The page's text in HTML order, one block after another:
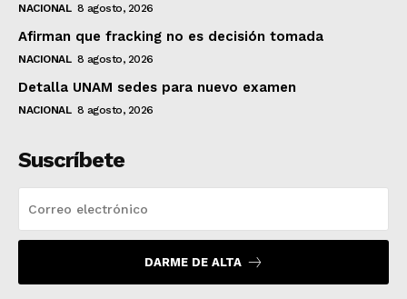
NACIONAL 8 agosto, 2026
Afirman que fracking no es decisión tomada
NACIONAL 8 agosto, 2026
Detalla UNAM sedes para nuevo examen
NACIONAL 8 agosto, 2026
Suscríbete
DARME DE ALTA